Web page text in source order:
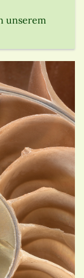
unserem